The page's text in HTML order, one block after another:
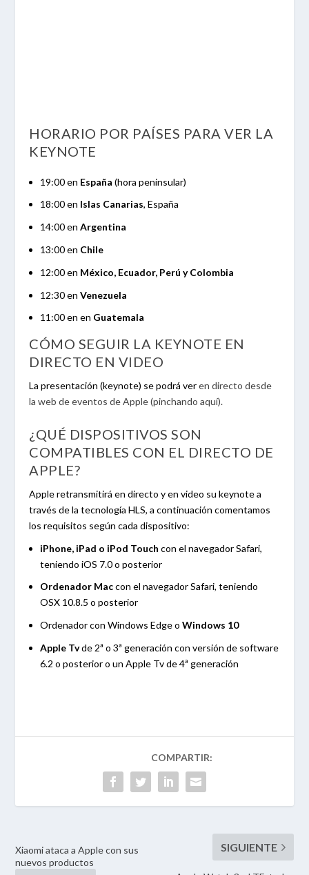
HORARIO POR PAÍSES PARA VER LA
KEYNOTE
19:00 en España (hora peninsular)
18:00 en Islas Canarias, España
14:00 enArgentina
13:00 en Chile
12:00 en México, Ecuador, Perú y Colombia
12:30 enVenezuela
11:00 en en Guatemala
CÓMO SEGUIR LA KEYNOTE EN
DIRECTO EN VIDEO
La presentación (keynote) se podrá veren directo desde
la web de eventos de Apple (pinchando aquí).
¿QUÉ DISPOSITIVOS SON
COMPATIBLES CON EL DIRECTO DE
APPLE?
Apple retransmitirá en directo y en video su keynote a
través de la tecnología HLS, a continuación comentamos
los requisitos según cada dispositivo:
iPhone, iPad o iPod Touch con el navegador Safari,
teniendo iOS 7.0 o posterior
Ordenador Maccon el navegador Safari, teniendo
OSX 10.8.5 o posterior
Ordenador con Windows Edge oWindows 10
Apple Tvde 2ª o 3ª generación con versión de software
6.2 o posterior o un Apple Tv de 4ª generación
Xiaomi ataca a Apple con sus
nuevos productos